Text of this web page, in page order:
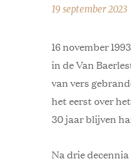
19 september 2023
16 november
in de Van
van vers
het eerst over
30 jaar blijven
Na drie